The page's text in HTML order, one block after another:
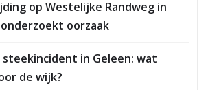
op Westelijke Randweg in
oorzaak
steekincident in Geleen: wat
de wijk?